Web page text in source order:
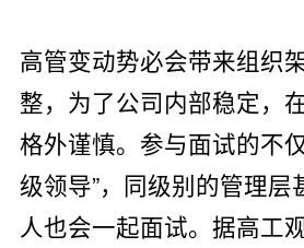
高管变动势必会带来组织
整，为了公司内部稳定，
格外谨慎。参与面试的不
级领导”，同级别的管理层
人也会一起面试。据高工